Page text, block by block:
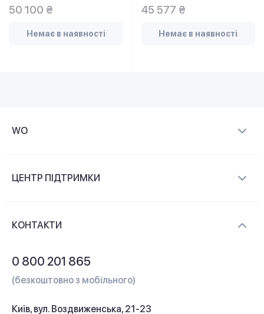
50 100 ₴
Немає в наявності
45 577 ₴
Немає в наявності
WO
Контакти
ЦЕНТР ПІДТРИМКИ
КОНТАКТИ
0 800 201 865
(безкоштовно з мобільного)
Київ, вул. Воздвиженська, 21-23